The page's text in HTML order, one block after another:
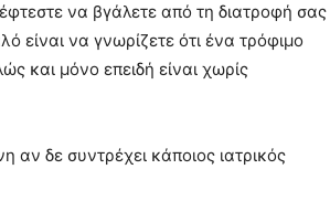
να βγάλετε από τη διατροφή σας
είναι να γνωρίζετε ότι ένα τρόφιμο
και μόνο επειδή είναι χωρίς
αν δε συντρέχει κάποιος ιατρικός